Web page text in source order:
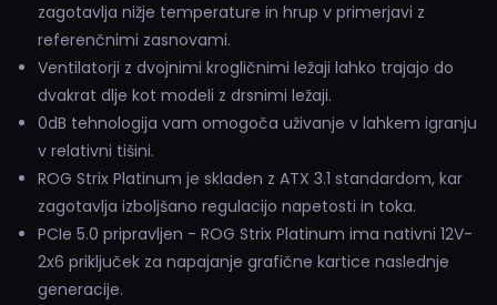
zagotavlja nižje temperature in hrup v primerjavi z
referenčnimi zasnovami.
Ventilatorji z dvojnimi krogličnimi ležaji lahko trajajo do
dvakrat dlje kot modeli z drsnimi ležaji.
0dB tehnologija vam omogoča uživanje v lahkem igranju
v relativni tišini.
ROG Strix Platinum je skladen z ATX 3.1 standardom, kar
zagotavlja izboljšano regulacijo napetosti in toka.
PCIe 5.0 pripravljen - ROG Strix Platinum ima nativni 12V-
2x6 priključek za napajanje grafične kartice naslednje
generacije.